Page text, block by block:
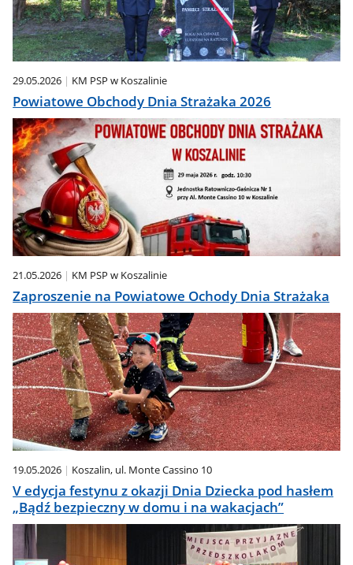
29.05.2026 KM PSP w Koszalinie
Powiatowe Obchody Dnia Strażaka 2026
21.05.2026 KM PSP w Koszalinie
Zaproszenie na Powiatowe Ochody Dnia Strażaka
19.05.2026 Koszalin, ul. Monte Cassino 10
V edycja festynu z okazji Dnia Dziecka pod hasłem
„Bądź bezpieczny w domu i na wakacjach”